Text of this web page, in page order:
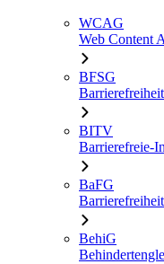
WCAG
Web Content
BFSG
BITV
Barrierefreie-
BaFG
BehiG